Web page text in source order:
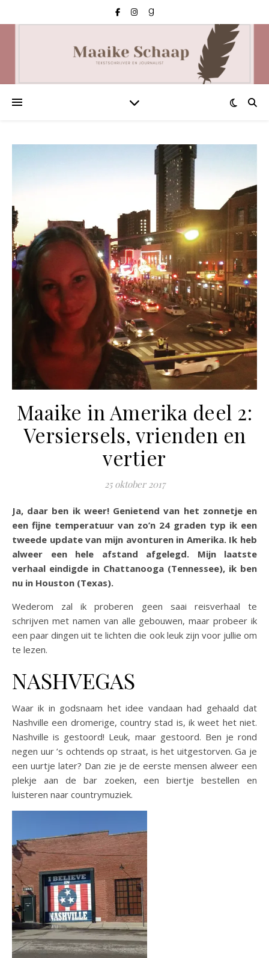
Maaike in Amerika deel 2:
Versiersels, vrienden en
vertier
25 oktober 2017
Ja, daar ben ik weer! Genietend van het zonnetje en
een fijne temperatuur van zo’n 24 graden typ ik een
tweede update van mijn avonturen in Amerika. Ik heb
alweer een hele afstand afgelegd. Mijn laatste
verhaal eindigde in Chattanooga (Tennessee), ik ben
nu in Houston (Texas).
Wederom zal ik proberen geen saai reisverhaal te
schrijven met namen van alle gebouwen, maar probeer ik
een paar dingen uit te lichten die ook leuk zijn voor jullie om
te lezen.
NASHVEGAS
Waar ik in godsnaam het idee vandaan had gehaald dat
Nashville een dromerige, country stad is, ik weet het niet.
Nashville is gestoord! Leuk, maar gestoord. Ben je rond
negen uur ’s ochtends op straat, is het uitgestorven. Ga je
een uurtje later? Dan zie je de eerste mensen alweer een
plekje aan de bar zoeken, een biertje bestellen en
luisteren naar countrymuziek.